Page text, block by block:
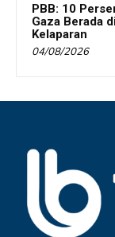
PBB: 10
Gaza Berada
Kelaparan
04/08/2026